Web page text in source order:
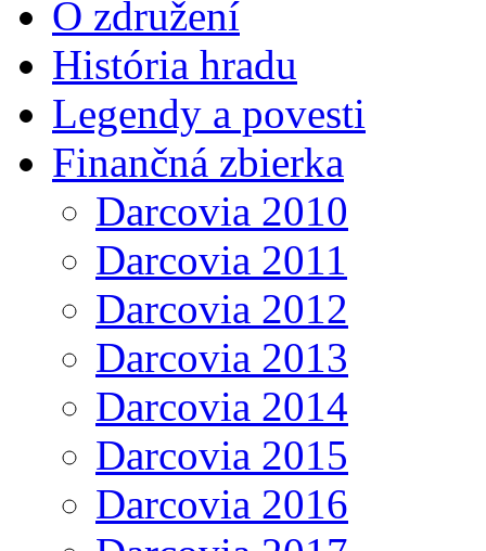
O združení
História hradu
Legendy a povesti
Finančná zbierka
Darcovia 2010
Darcovia 2011
Darcovia 2012
Darcovia 2013
Darcovia 2014
Darcovia 2015
Darcovia 2016